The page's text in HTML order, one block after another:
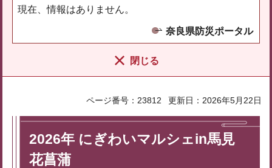
現在、情報はありません。
奈良県防災ポータル
閉じる
ページ番号：23812 更新日：2026年5月22日
2026年 にぎわいマルシェin馬見
花菖蒲